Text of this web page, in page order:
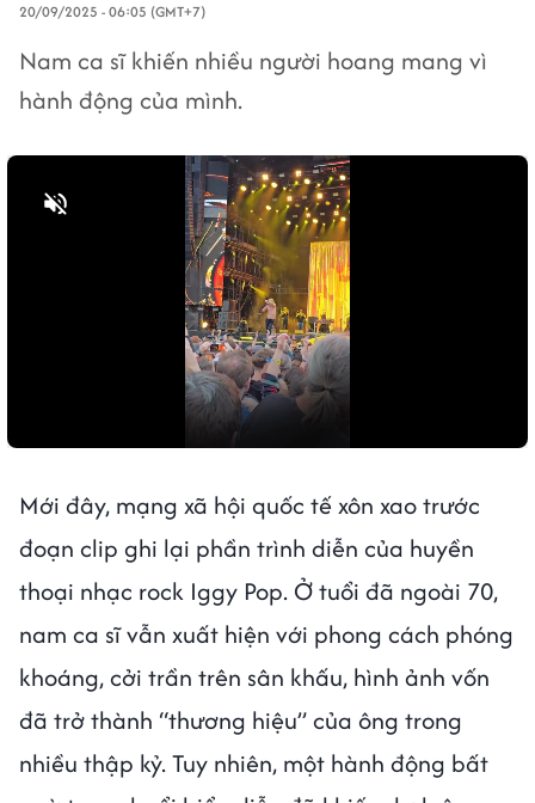
20/09/2025 - 06:05 (GMT+7)
Nam ca sĩ khiến nhiều người hoang mang vì
hành động của mình.
Mới đây, mạng xã hội quốc tế xôn xao trước
đoạn clip ghi lại phần trình diễn của huyền
thoại nhạc rock Iggy Pop. Ở tuổi đã ngoài 70,
nam ca sĩ vẫn xuất hiện với phong cách phóng
khoáng, cởi trần trên sân khấu, hình ảnh vốn
đã trở thành “thương hiệu” của ông trong
nhiều thập kỷ. Tuy nhiên, một hành động bất